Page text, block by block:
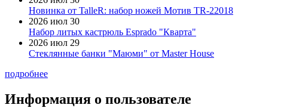
Новинка от TalleR: набор ножей Мотив TR-22018
2026 июл 30
Набор литых кастрюль Esprado "Кварта"
2026 июл 29
Стеклянные банки "Маюми" от Master House
подробнее
Информация о пользователе